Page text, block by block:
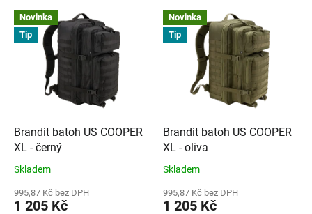
V Novinka
Tip
Brandit batoh US COOPER
XL - černý
Skladem
995,87 Kč bez DPH
1 205 Kč
Novinka
Tip
Brandit batoh US COOPER
XL - oliva
Skladem
995,87 Kč bez DPH
1 205 Kč